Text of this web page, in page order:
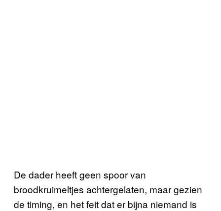
De dader heeft geen spoor van
broodkruimeltjes achtergelaten, maar gezien
de timing, en het feit dat er bijna niemand is